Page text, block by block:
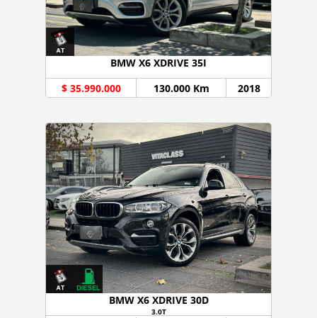
BMW X6 XDRIVE 35I
$ 35.990.000
130.000 Km 2018
BMW X6 XDRIVE 30D
3.0T